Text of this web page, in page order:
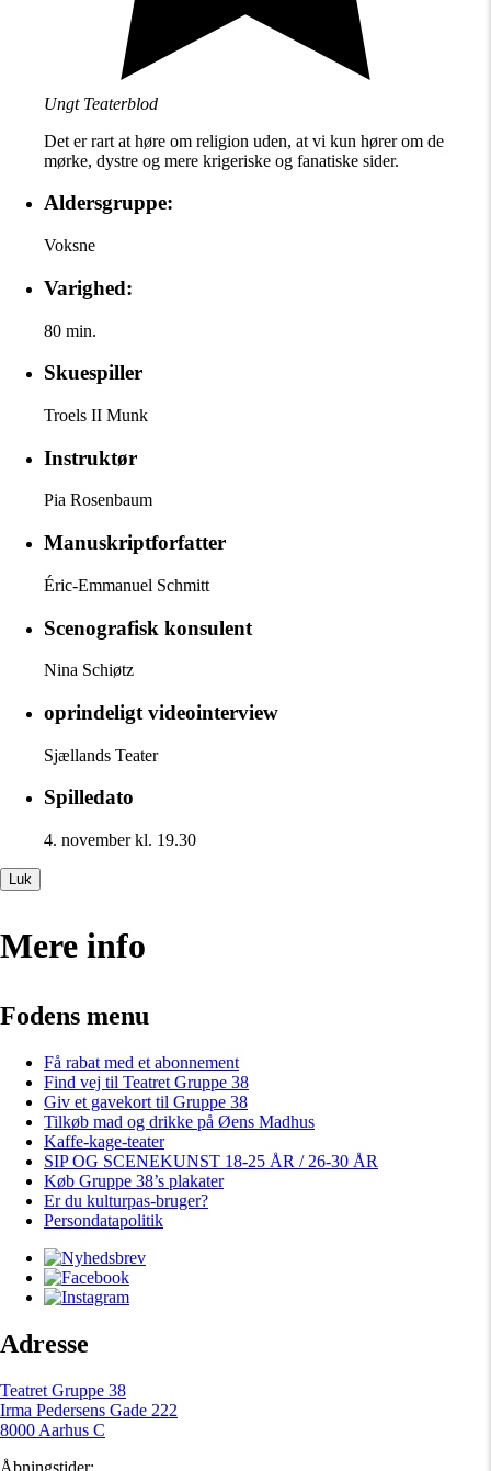
Ungt Teaterblod
Det er rart at høre om religion uden, at vi kun hører om de
mørke, dystre og mere krigeriske og fanatiske sider.
Aldersgruppe:
Voksne
Varighed:
80 min.
Skuespiller
Troels II Munk
Instruktør
Pia Rosenbaum
Manuskriptforfatter
Éric-Emmanuel Schmitt
Scenografisk konsulent
Nina Schiøtz
oprindeligt videointerview
Sjællands Teater
Spilledato
4. november kl. 19.30
Luk
Mere info
Fodens menu
Få rabat med et abonnement
Find vej til Teatret Gruppe 38
Giv et gavekort til Gruppe 38
Tilkøb mad og drikke på Øens Madhus
Kaffe-kage-teater
SIP OG SCENEKUNST 18-25 ÅR / 26-30 ÅR
Køb Gruppe 38’s plakater
Er du kulturpas-bruger?
Persondatapolitik
Adresse
Teatret Gruppe 38
Irma Pedersens Gade 222
8000 Aarhus C
Åbningstider: